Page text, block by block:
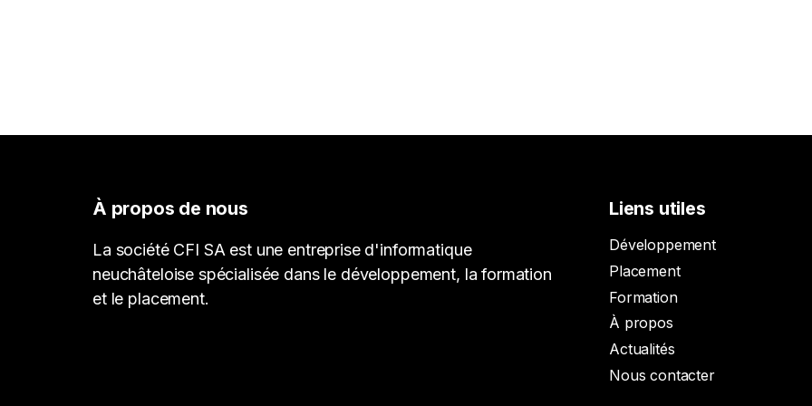
À propos de nous
La société CFI SA est une entreprise d'informatique
neuchâteloise spécialisée dans le développement, la formation
et le placement.
Liens utiles
Développement
Placement
Formation
À propos
Actualités
Nous contacter